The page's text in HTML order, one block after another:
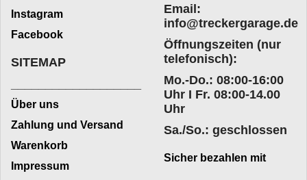
Instagram
Facebook
Email:
info@treckergarage.de
Öffnungszeiten (nur
telefonisch):
Mo.-Do.: 08:00-16:00
Uhr I Fr. 08:00-14.00
Uhr
Sa./So.: geschlossen
SITEMAP
Über uns
Zahlung und Versand
Warenkorb
Impressum
Sicher bezahlen mit